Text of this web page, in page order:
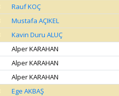
Rauf KOÇ
Mustafa AÇIKEL
Kavin Duru ALUÇ
Alper KARAHAN
Alper KARAHAN
Alper KARAHAN
Ege AKBAŞ